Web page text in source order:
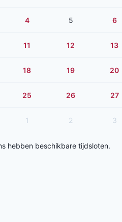
4 5 6
11 12 13
18 19 20
25 26 27
1 2 3
hebben beschikbare tijdsloten.